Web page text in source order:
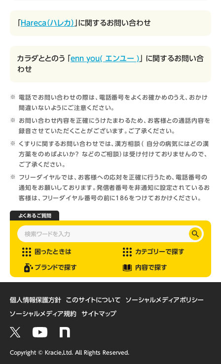
Hareca（ハレカ） 」に関するお問い合わせ
カラダととのう 「 enn you( エンユー ) 」 に関するお問い合
わせ
電話でお問い合わせの際は、電話番号をよくお確かめのうえ、おかけ
間違いないようにご注意ください。
お問い合わせ内容を正確にうけたまわるため、お客様との通話内容を
録音させていただくことがございます。ご了承ください。
くすりに関するお問い合わせでは、漢方相談（ 自分の病気にはどの漢
方薬をのめばよいか？ などのご相談）は受け付けておりませんので、
ご了承ください。
フリーダイヤルでは、お客様への応対を正確に行うため、電話番号の
通知をお願いしております。発信者番号を非通知に設定されているお
客様は、フリーダイヤル番号の前に186をつけておかけください。
よくあるご質問
困ったときは カテゴリーで探す
ブランドで探す 内容で探す
個人情報保護方針 このサイトについて ソーシャルメディアポリシー
ソーシャルメディア規約 サイトマップ
Copyright © Kracie,Ltd. All Rights Reserved.